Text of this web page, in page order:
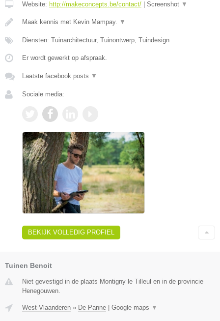
Website: http://makeconcepts.be/contact/ Screenshot ▼
Maak kennis met Kevin Mampay. ▼
Diensten: Tuinarchitectuur, Tuinontwerp, Tuindesign
Er wordt gewerkt op afspraak.
Laatste facebook posts ▼
Sociale media:
BEKIJK VOLLEDIG PROFIEL
Tuinen Benoit
Niet gevestigd in de plaats Montigny le Tilleul en in de provincie
Henegouwen.
West-Vlaanderen » De Panne | Google maps ▼